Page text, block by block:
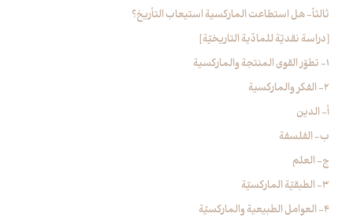
ثالثاً- هل استطاعت الماركسية استيعاب التأريخ؟
[دراسة نقديّة للمادّية التاريخيّة]
1- تطوّر القوى المنتجة والماركسية
2- الفكر والماركسية
أ- الدين
ب- الفلسفة
ج- العلم
3- الطبقيّة الماركسيّة
4- العوامل الطبيعية والماركسيّة